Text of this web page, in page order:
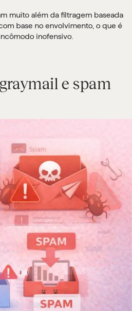
muito além da filtragem baseada
base no envolvimento, o que é
inofensivo.
e spam